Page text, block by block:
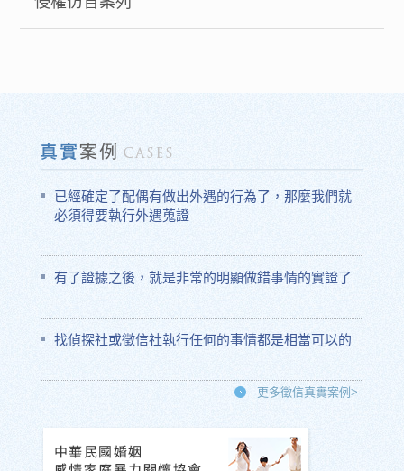
已經確定了配偶有做出外遇的行為了，那麼我們就
必須得要執行外遇蒐證
有了證據之後，就是非常的明顯做錯事情的實證了
找偵探社或徵信社執行任何的事情都是相當可以的
更多徵信真實案例>